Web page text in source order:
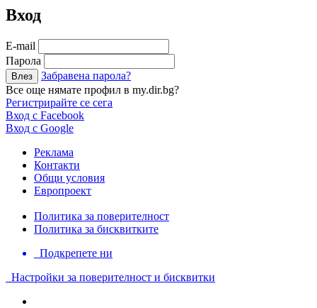
Вход
Е-mail
Парола
Забравена парола?
Все още нямате профил в my.dir.bg?
Регистрирайте се сега
Вход с Facebook
Вход с Google
Реклама
Контакти
Общи условия
Европроект
Политика за поверителност
Политика за бисквитките
Подкрепете ни
Настройки за поверителност и бисквитки